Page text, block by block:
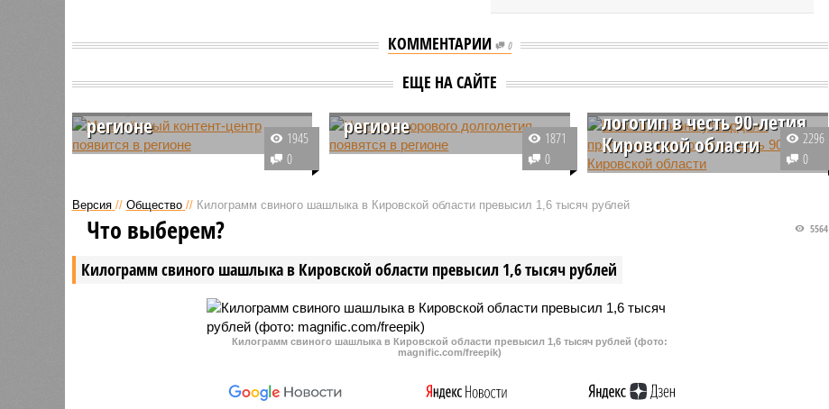
КОММЕНТАРИИ 0
ЕЩЕ НА САЙТЕ
Молодёжный контент-
регионе
В Кировской области на базе
Областного дворца молодёжи
контент-центр.
1945
0
Центры здорового
регионе
Инициатива основана на
председателя правительства
1871
0
Власти региона
логотип в честь 90-летия
Кировской области
Началась активная подготовка к
Разработанная символика
современный облик области.
2296
0
Версия // Общество // Килограмм свиного шашлыка в Кировской области превысил 1,6 тысяч рублей
Килограмм свиного шашлыка в Кировской области превысил 1,6 тысяч рублей
5564
Что выберем?
Килограмм свиного шашлыка в Кировской области превысил 1,6 тысяч рублей (фото:
magnific.com/freepik)